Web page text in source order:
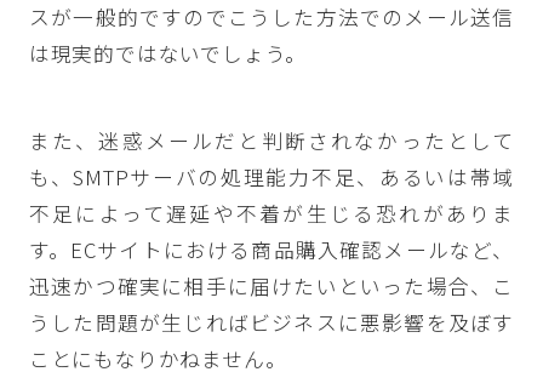
スが一般的ですのでこうした方法でのメール送信
は現実的ではないでしょう。
また、迷惑メールだと判断されなかったとして
も、SMTPサーバの処理能力不足、あるいは帯域
不足によって遅延や不着が生じる恐れがありま
す。ECサイトにおける商品購入確認メールなど、
迅速かつ確実に相手に届けたいといった場合、こ
うした問題が生じればビジネスに悪影響を及ぼす
ことにもなりかねません。